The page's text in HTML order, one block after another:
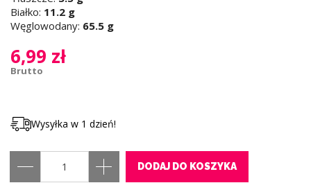
Białko: 11.2 g
Węglowodany: 65.5 g
6,99 zł
Brutto
Wysyłka w 1 dzień!
DODAJ DO KOSZYKA